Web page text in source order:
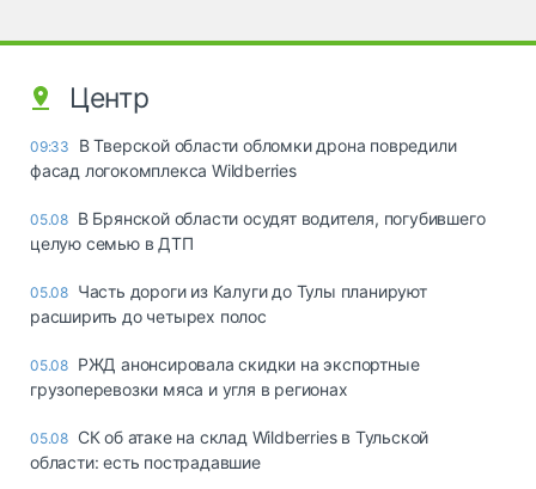
Центр
09:33
В Тверской области обломки дрона повредили
фасад логокомплекса Wildberries
05.08 В Брянской области осудят водителя, погубившего
целую семью в ДТП
05.08 Часть дороги из Калуги до Тулы планируют
расширить до четырех полос
05.08 РЖД анонсировала скидки на экспортные
грузоперевозки мяса и угля в регионах
05.08 СК об атаке на склад Wildberries в Тульской
области: есть пострадавшие